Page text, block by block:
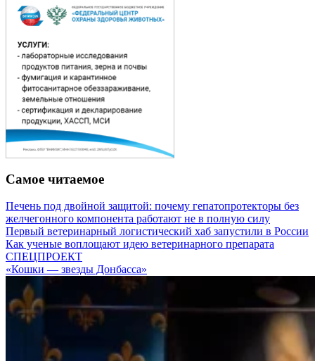
Самое читаемое
Печень под двойной защитой: почему гепатопротекторы без
желчегонного компонента работают не в полную силу
Первый ветеринарный логистический хаб запустили в России
Как ученые воплощают идею ветеринарного препарата
СПЕЦПРОЕКТ
«Кошки — звезды Донбасса»